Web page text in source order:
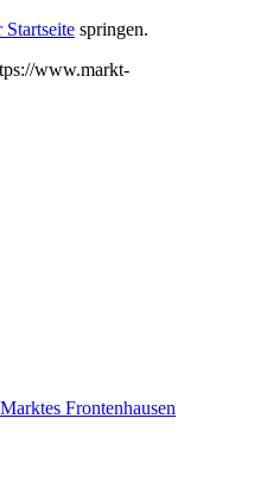
Startseite springen.
www.markt-